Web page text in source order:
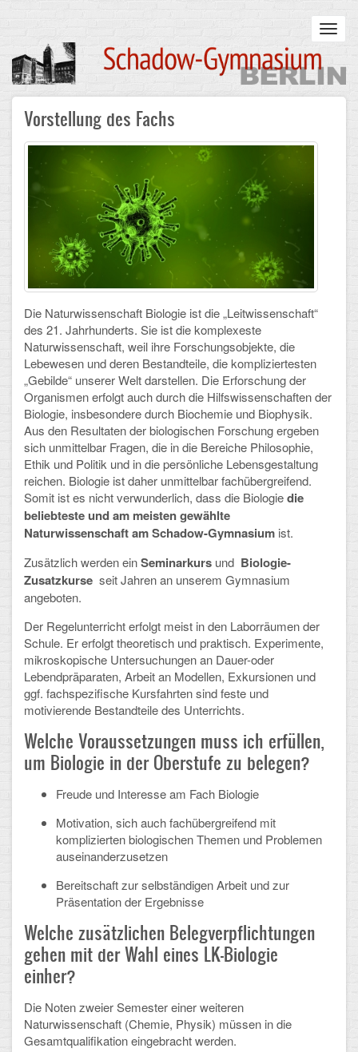
content
Main
navigation
STARTSEITE
UNSERE SCHULE
Infos zum Schulalltag
Was uns wichtig ist
Campus
Sanierung
Schulpartnerschaft
Historisches
Schulalbum
SCHULLEBEN
Kollegium
Schulleitung
Schülervertretung
Gesamtelternvertretung
Sekretariat
Ganztagsschule
Schulsozialarbeit
Berufsorientierung
Arbeitsgemeinschaften
Klima-Projekt
Elternchor
Förderverein
Schulzeitung: Der Gottfried
FÄCHER
Deutsch und Fremdsprachen
Ethik, Philosophie und Religion
Gesellschaftswissenschaften
Vorstellung des Fachs
Die Naturwissenschaft Biologie ist die „Leitwissenschaft“
des 21. Jahrhunderts. Sie ist die komplexeste
Naturwissenschaft, weil ihre Forschungsobjekte, die
Lebewesen und deren Bestandteile, die kompliziertesten
„Gebilde“ unserer Welt darstellen. Die Erforschung der
Organismen erfolgt auch durch die Hilfswissenschaften der
Biologie, insbesondere durch Biochemie und Biophysik.
Aus den Resultaten der biologischen Forschung ergeben
sich unmittelbar Fragen, die in die Bereiche Philosophie,
Ethik und Politik und in die persönliche Lebensgestaltung
reichen. Biologie ist daher unmittelbar fachübergreifend.
Somit ist es nicht verwunderlich, dass die Biologiedie
beliebteste und am meisten gewählte
Naturwissenschaft am Schadow-Gymnasium ist.
Zusätzlich werden einSeminarkurs und Biologie-
Zusatzkurse seit Jahren an unserem Gymnasium
angeboten.
Der Regelunterricht erfolgt meist in den Laborräumen der
Schule. Er erfolgt theoretisch und praktisch. Experimente,
mikroskopische Untersuchungen an Dauer-oder
Lebendpräparaten, Arbeit an Modellen, Exkursionen und
ggf. fachspezifische Kursfahrten sind feste und
motivierende Bestandteile des Unterrichts.
Welche Voraussetzungen muss ich erfüllen,
um Biologie in der Oberstufe zu belegen?
Freude und Interesse am Fach Biologie
Motivation, sich auch fachübergreifend mit
komplizierten biologischen Themen und Problemen
auseinanderzusetzen
Bereitschaft zur selbständigen Arbeit und zur
Präsentation der Ergebnisse
Welche zusätzlichen Belegverpflichtungen
gehen mit der Wahl eines LK-Biologie
einher?
Die Noten zweier Semester einer weiteren
Naturwissenschaft (Chemie, Physik) müssen in die
Gesamtqualifikation eingebracht werden.